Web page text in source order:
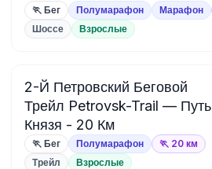
🏃 Бег Полумарафон Марафон
Шоссе Взрослые
2-Й Петровский Беговой
Трейл Petrovsk-Trail — Путь
Князя - 20 Км
🏃 Бег Полумарафон 🏃 20 км
Трейл Взрослые